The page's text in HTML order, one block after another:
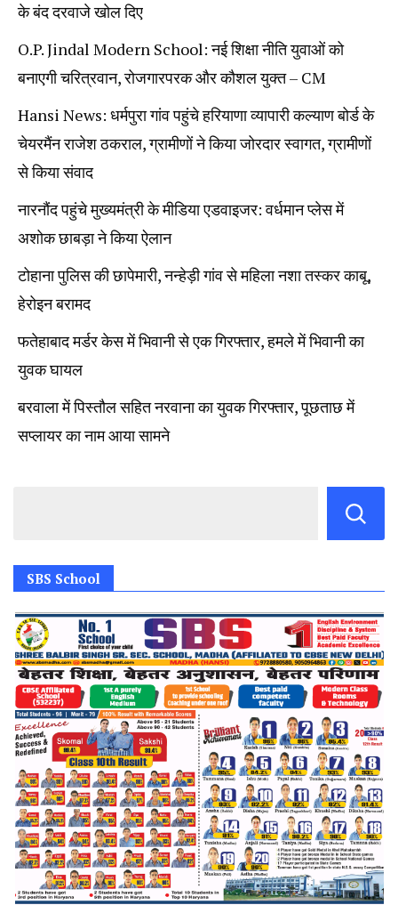
के बंद दरवाजे खोल दिए
O.P. Jindal Modern School: नई शिक्षा नीति युवाओं को
बनाएगी चरित्रवान, रोजगारपरक और कौशल युक्त – CM
Hansi News: धर्मपुरा गांव पहुंचे हरियाणा व्यापारी कल्याण बोर्ड के
चेयरमैंन राजेश ठकराल, ग्रामीणों ने किया जोरदार स्वागत, ग्रामीणों
से किया संवाद
नारनौंद पहुंचे मुख्यमंत्री के मीडिया एडवाइजर: वर्धमान प्लेस में
अशोक छाबड़ा ने किया ऐलान
टोहाना पुलिस की छापेमारी, नन्हेड़ी गांव से महिला नशा तस्कर काबू,
हेरोइन बरामद
फतेहाबाद मर्डर केस में भिवानी से एक गिरफ्तार, हमले में भिवानी का
युवक घायल
बरवाला में पिस्तौल सहित नरवाना का युवक गिरफ्तार, पूछताछ में
सप्लायर का नाम आया सामने
SBS School